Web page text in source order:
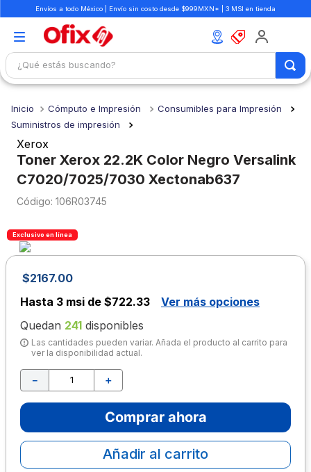
Envíos a todo México | Envío sin costo desde $999MXN* | 3 MSI en tienda
¿Qué estás buscando?
Cómputo e Impresión
Consumibles para Impresión
Suministros de impresión
Xerox
Toner Xerox 22.2K Color Negro Versalink
C7020/7025/7030 Xectonab637
: 106R03745
Exclusivo en línea
$2167.00
Hasta 3 msi de $722.33
Ver más opciones
Quedan 241 disponibles
Las cantidades pueden variar. Añada el producto al carrito para
ver la disponibilidad actual.
＋
－
Comprar ahora
Añadir al carrito
1.
mochilas
2
3 .
cuaderno
4.
cuadernos
colores
6.
boligrafo
7.
sacapuntas
8.
escolar
9 .
escritorio
10. lapiz